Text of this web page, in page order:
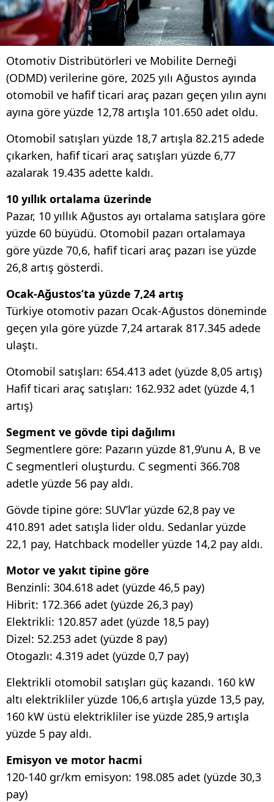
Otomotiv Distribütörleri ve Mobilite Derneği
(ODMD) verilerine göre, 2025 yılı Ağustos ayında
otomobil ve hafif ticari araç pazarı geçen yılın aynı
ayına göre yüzde 12,78 artışla 101.650 adet oldu.
Otomobil satışları yüzde 18,7 artışla 82.215 adede
çıkarken, hafif ticari araç satışları yüzde 6,77
azalarak 19.435 adette kaldı.
10 yıllık ortalama üzerinde
Pazar, 10 yıllık Ağustos ayı ortalama satışlara göre
yüzde 60 büyüdü. Otomobil pazarı ortalamaya
göre yüzde 70,6, hafif ticari araç pazarı ise yüzde
26,8 artış gösterdi.
Ocak-Ağustos’ta yüzde 7,24 artış
Türkiye otomotiv pazarı Ocak-Ağustos döneminde
geçen yıla göre yüzde 7,24 artarak 817.345 adede
ulaştı.
Otomobil satışları: 654.413 adet (yüzde 8,05 artış)
Hafif ticari araç satışları: 162.932 adet (yüzde 4,1
artış)
Segment ve gövde tipi dağılımı
Segmentlere göre: Pazarın yüzde 81,9’unu A, B ve
C segmentleri oluşturdu. C segmenti 366.708
adetle yüzde 56 pay aldı.
Gövde tipine göre: SUV’lar yüzde 62,8 pay ve
410.891 adet satışla lider oldu. Sedanlar yüzde
22,1 pay, Hatchback modeller yüzde 14,2 pay aldı.
Motor ve yakıt tipine göre
Benzinli: 304.618 adet (yüzde 46,5 pay)
Hibrit: 172.366 adet (yüzde 26,3 pay)
Elektrikli: 120.857 adet (yüzde 18,5 pay)
Dizel: 52.253 adet (yüzde 8 pay)
Otogazlı: 4.319 adet (yüzde 0,7 pay)
Elektrikli otomobil satışları güç kazandı. 160 kW
altı elektrikliler yüzde 106,6 artışla yüzde 13,5 pay,
160 kW üstü elektrikliler ise yüzde 285,9 artışla
yüzde 5 pay aldı.
Emisyon ve motor hacmi
120-140 gr/km emisyon: 198.085 adet (yüzde 30,3
pay)